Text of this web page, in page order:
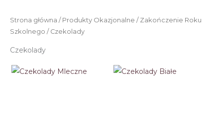
Strona główna / Produkty Okazjonalne / Zakończenie Roku
Szkolnego / Czekolady
Czekolady